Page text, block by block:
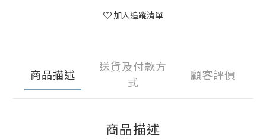
加入追蹤清單
商品描述
送貨及付款方
式
顧客評價
商品描述